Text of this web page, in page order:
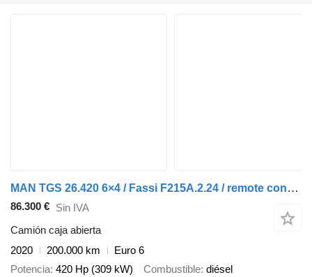
MAN TGS 26.420 6×4 / Fassi F215A.2.24 / remote control / Rotator / p
86.300 € Sin IVA
Camión caja abierta
2020
200.000 km
Euro 6
Potencia 420 Hp (309 kW) Combustible diésel